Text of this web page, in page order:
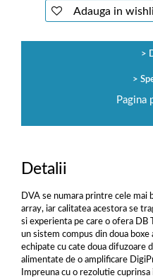
Adauga in
Pagina
Detalii
DVA se numara printre cele mai
array, iar calitatea acestora se
si experienta pe care o ofera
un sistem compus din doua
echipate cu cate doua difuzoare
alimentate de o amplificare
Impreuna cu o rezolutie